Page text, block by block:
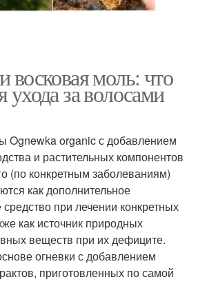
восковая моль: что
ухода за волосами
Ognewka organic с добавлением
и растительных компонентов
(по конкретным заболеваниям)
как дополнительное
при лечении конкретных
как источник природных
веществ при их дефиците.
огневки с добавлением
приготовленных по самой